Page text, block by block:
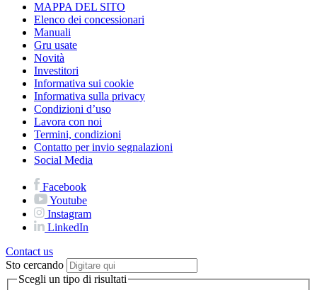
MAPPA DEL SITO
Elenco dei concessionari
Manuali
Gru usate
Novità
Investitori
Informativa sui cookie
Informativa sulla privacy
Condizioni d’uso
Lavora con noi
Termini, condizioni
Contatto per invio segnalazioni
Social Media
Facebook
Youtube
Instagram
LinkedIn
Contact us
Sto cercando
Scegli un tipo di risultati